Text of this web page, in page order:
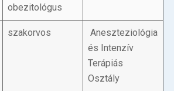
obezitológus
szakorvos
Aneszteziológia
és Intenzív
Terápiás
Osztály